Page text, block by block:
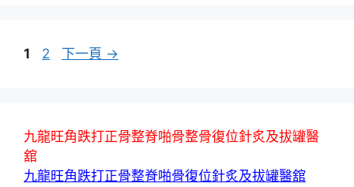
頁
1
頁
2 下一頁 →
九龍旺角跌打正骨整脊啪骨整骨復位針炙及拔罐醫
舘
九龍旺角跌打正骨整脊啪骨復位針炙及拔罐醫舘